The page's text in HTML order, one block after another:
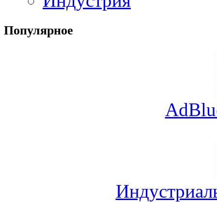
Популярное